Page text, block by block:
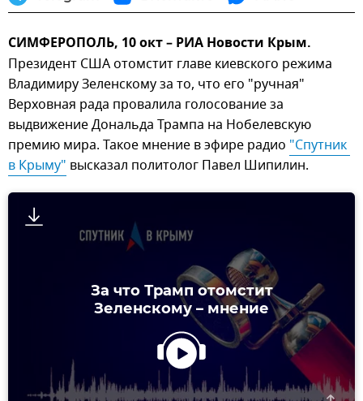
СИМФЕРОПОЛЬ, 10 окт – РИА Новости Крым.
Президент США отомстит главе киевского режима
Владимиру Зеленскому за то, что его "ручная"
Верховная рада провалила голосование за
выдвижение Дональда Трампа на Нобелевскую
премию мира. Такое мнение в эфире радио "Спутник
в Крыму" высказал политолог Павел Шипилин.
За что Трамп отомстит
Зеленскому – мнение